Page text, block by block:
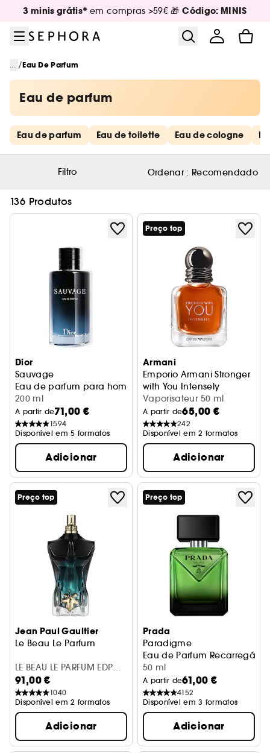
Ir para o menu
Ir para o conteúdo principal
Ir para o rodapé
3 minis grátis* em compras >59€ 🎁Código: MINIS
... /Eau De Parfum
Eau de parfum
Saltar os links rápidos
Eau de parfum Eau de toilette Eau de cologne
Filtro Ordenar : Recomendado
136 Produtos
Dior
Sauvage
Eau de parfum para homem - Notas condimentadas &
200 ml
A partir de71,00 €
1594
Disponível em 5 formatos
Adicionar
Preço top
Armani
Emporio Armani Stronger
with You Intensely
Eau de Parfum
Vaporisateur 50 ml
A partir de65,00 €
242
Disponível em 2 formatos
Adicionar
Preço top
Jean Paul Gaultier
Le Beau Le Parfum
LE BEAU LE PARFUM EDP
125ML
91,00 €
1040
Disponível em 2 formatos
Adicionar
Preço top
Prada
Paradigme
Eau de Parfum Recarregável
50 ml
A partir de61,00 €
4152
Disponível em 3 formatos
Adicionar